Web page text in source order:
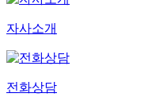
자사소개
전화상담